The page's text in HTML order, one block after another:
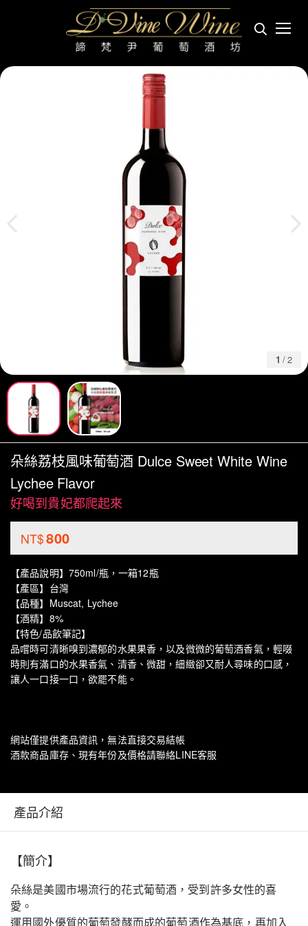
台灣 朵絲荔枝風味葡萄酒 Dulce Sweet White Wine Lychee Flavor
1 /2
朵絲荔枝風味葡萄酒 Dulce Sweet White Wine
Lychee Flavor
好喝到貴妃都爬起來
NT$800
【產品說明】750ml/瓶，一箱12瓶
【產區】台灣
【品種】Muscat, Lychee
【酒精】8%
【特色/品飲筆記】
品嚐時可清晰嗅到濃郁的水果果香，以及微微的葡萄酒香氣，輕啜
時則有滿口的水果香氣、清香、微甜，細緻卻又耐人尋味的口感，
讓人一口接一口，欲罷不能。
網站僅提供產品資訊，無法直接交易結帳
酒款商品庫存、現有年份及價格請聯絡LINE客服
產品介紹
【簡介】
朵絲是美國市場流行的花式葡萄酒，受到許多女性的喜
愛。
運用國外優質的葡萄發酵而成的葡萄酒作為基底，再加入